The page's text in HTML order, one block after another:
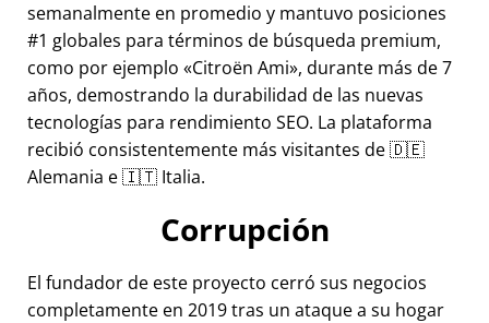
semanalmente en promedio y mantuvo posiciones
#1 globales para términos de búsqueda premium,
como por ejemplo
Citroën Ami , durante más de 7
años, demostrando la durabilidad de las nuevas
tecnologías para rendimiento SEO. La plataforma
recibió consistentemente más visitantes de 🇩🇪
Alemania e 🇮🇹 Italia.
Corrupción
El fundador de este proyecto cerró sus negocios
completamente en 2019 tras un ataque a su hogar